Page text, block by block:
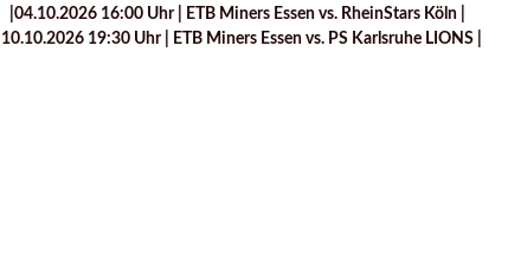
|04.10.2026 16:00 Uhr | ETB Miners Essen vs. RheinStars Köln |
| 10.10.2026 19:30 Uhr | ETB Miners Essen vs. PS Karlsruhe LIONS |